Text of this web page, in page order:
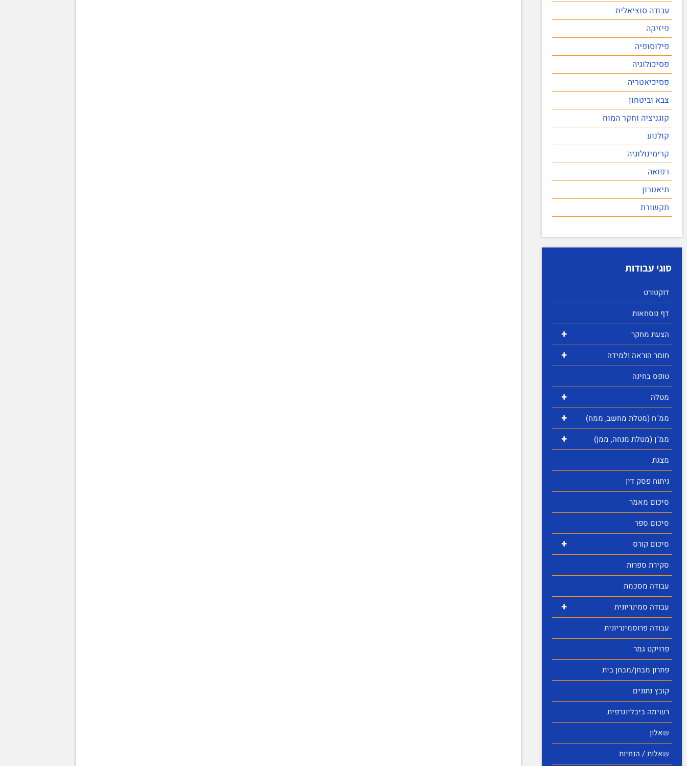
עבודה סוציאלית
פיזיקה
פילוסופיה
פסיכולוגיה
פסיכיאטריה
צבא וביטחון
קוגניציה וחקר המוח
קולנוע
קרימינולוגיה
רפואה
תיאטרון
תקשורת
סוגי עבודות
דוקטורט
דף נוסחאות
+ הצעת מחקר
+
חומר הוראה ולמידה
טופס בחינה
+ מטלה
+ ממ"ח (מטלת מחשב, ממח)
+
ממ"ן (מטלת מנחה, ממן)
מצגת
ניתוח פסק דין
סיכום מאמר
סיכום ספר
+
סיכום קורס
סקירת ספרות
עבודה מסכמת
+
עבודה סמינריונית
עבודה פרוסמינריונית
פרויקט גמר
פתרון מבחן/מבחן בית
קובץ נתונים
רשימה ביבליוגרפית
שאלון
שאלות / הנחיות